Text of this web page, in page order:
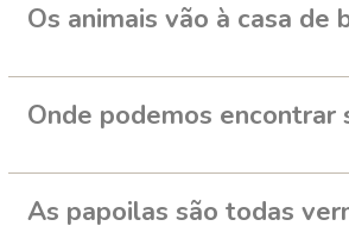
Os animais vão à casa de
Onde podemos encontrar
As papoilas são todas